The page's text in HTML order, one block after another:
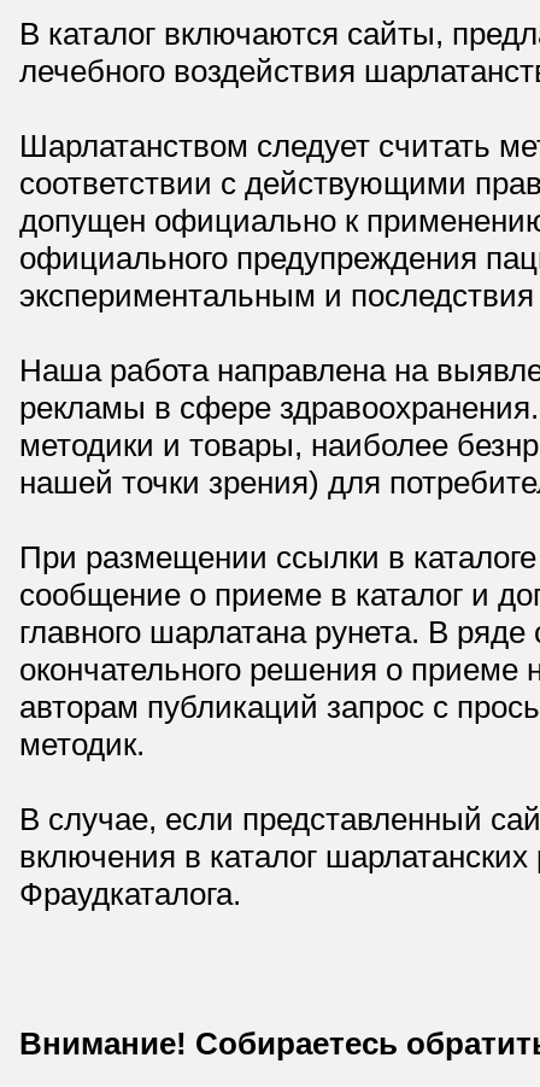
В каталог включаются сайты,
лечебного воздействия
Шарлатанством следует считать
соответствии с действующими
допущен официально к
официального предупреждения
экспериментальным и
Наша работа направлена на
рекламы в сфере
методики и товары, наиболее
нашей точки зрения) для
При размещении ссылки в
сообщение о приеме в каталог и
главного шарлатана рунета. В
окончательного решения о приеме
авторам публикаций запрос с
методик.
В случае, если представленный
включения в каталог
Фраудкаталога.
Внимание! Собираетесь